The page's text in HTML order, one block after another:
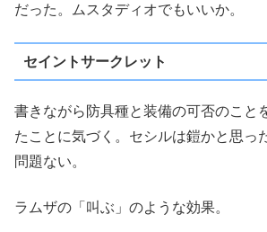
だった。ムスタディオでもいいか。
セイントサークレット
書きながら防具種と装備の可否のこと
たことに気づく。セシルは鎧かと思っ
問題ない。
ラムザの「叫ぶ」のような効果。